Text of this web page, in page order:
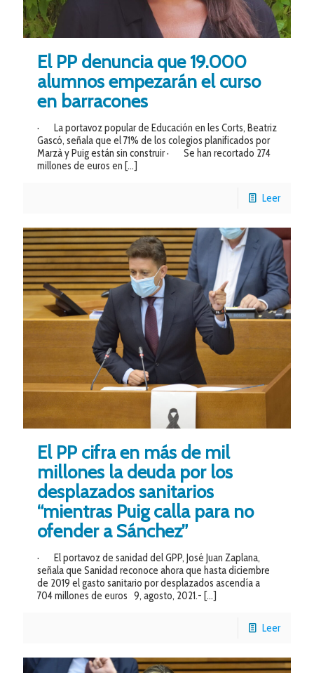
El PP denuncia que 19.000
alumnos empezarán el curso
en barracones
· La portavoz popular de Educación en les Corts, Beatriz
Gascó, señala que el 71% de los colegios planificados por
Marzà y Puig están sin construir · Se han recortado 274
millones de euros en […]
Leer
El PP cifra en más de mil
millones la deuda por los
desplazados sanitarios
“mientras Puig calla para no
ofender a Sánchez”
· El portavoz de sanidad del GPP, José Juan Zaplana,
señala que Sanidad reconoce ahora que hasta diciembre
de 2019 el gasto sanitario por desplazados ascendía a
704 millones de euros 9, agosto, 2021.- […]
Leer